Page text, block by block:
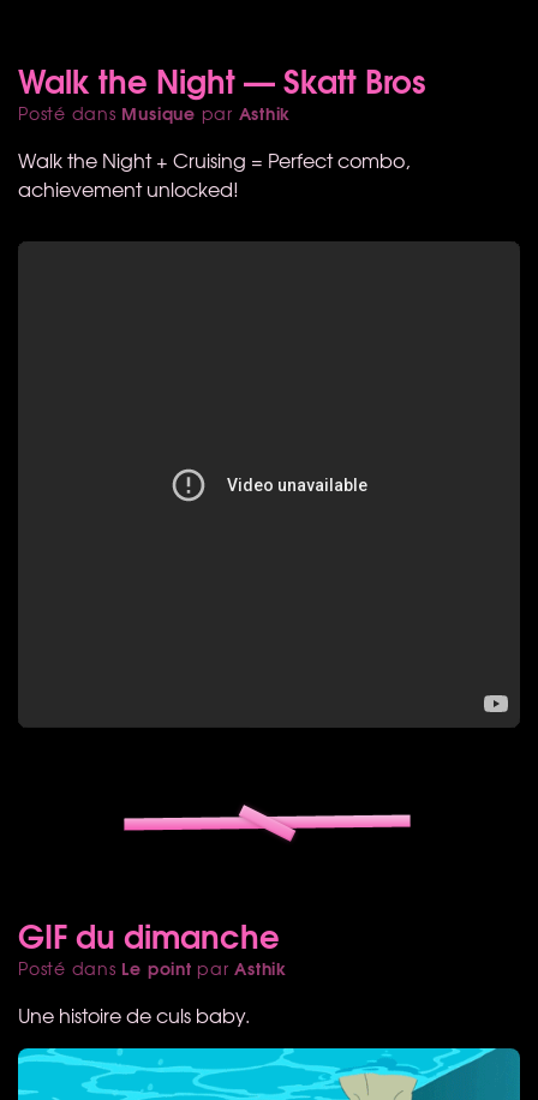
Walk the Night — Skatt Bros
Posté dans Musique par Asthik
Walk the Night + Cruising = Perfect combo,
achievement unlocked!
GIF du dimanche
Posté dans Le point parAsthik
Une histoire de culs baby.